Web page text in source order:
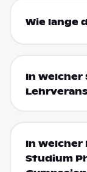
Wie lange
In welcher
In welcher
Studium